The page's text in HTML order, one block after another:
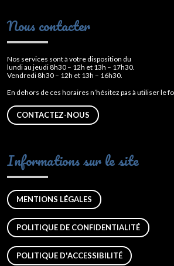
Nous contacter
Nos services sont à votre disposition du
lundi au jeudi 8h30 – 12h et 13h – 17h30.
Vendredi 8h30 – 12h et 13h – 16h30.
En dehors de ces horaires n’hésitez pas à utiliser le
CONTACTEZ-NOUS
Informations sur le site
MENTIONS LÉGALES
POLITIQUE DE CONFIDENTIALITÉ
POLITIQUE D'ACCESSIBILITÉ